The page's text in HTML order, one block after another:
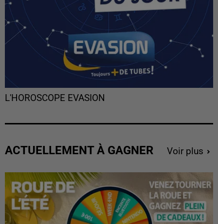
L'HOROSCOPE EVASION
ACTUELLEMENT À GAGNER Voir plus